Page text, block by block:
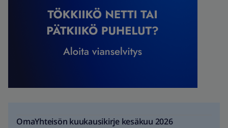
OmaYhteisön kuukausikirje kesäkuu 2026